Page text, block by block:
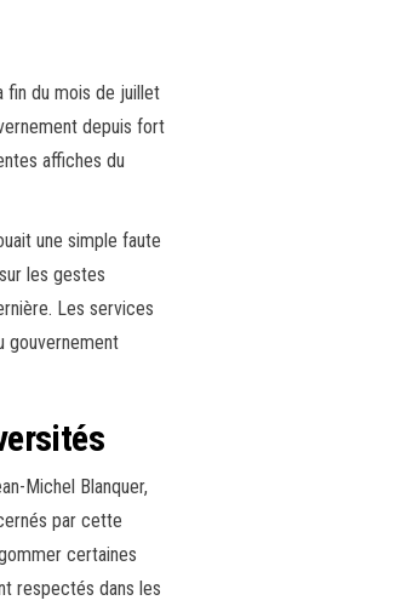
fin du mois de juillet
depuis fort
affiches du
une simple faute
les gestes
Les services
gouvernement
Michel Blanquer,
par cette
certaines
respectés dans les